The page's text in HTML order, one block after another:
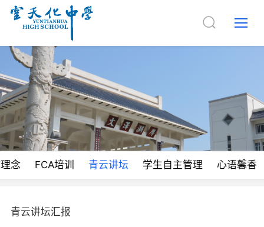
念 FCA培训 青云讲坛 学生自主管理 心语馨香
青云讲坛汇报